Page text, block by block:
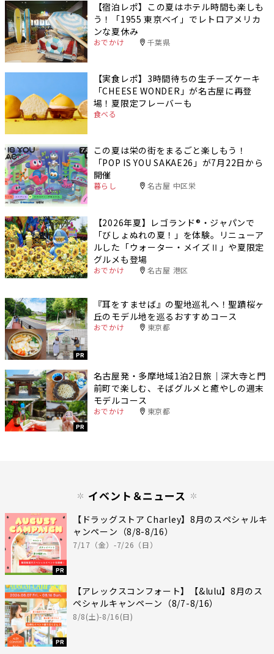
【宿泊レポ】この夏はホテル時間も楽しも
う！「1955 東京ベイ」でレトロアメリカ
ンな夏休み
おでかけ 千葉県
【実食レポ】3時間待ちの生チーズケーキ
「CHEESE WONDER」が名古屋に再登
場！夏限定フレーバーも
食べる
この夏は栄の街をまるごと楽しもう！
「POP IS YOU SAKAE26」が7月22日から
開催
暮らし 名古屋 中区栄
【2026年夏】レゴランド®・ジャパンで
「びしょぬれの夏！」を体験。リニューア
ルした「ウォーター・メイズⅡ」や夏限定
グルメも登場
おでかけ 名古屋 港区
PR
『耳をすませば』の聖地巡礼へ！聖蹟桜ヶ
丘のモデル地を巡るおすすめコース
おでかけ 東京都
PR
名古屋発・多摩地域1泊2日旅｜深大寺と門
前町で楽しむ、そばグルメと癒やしの週末
モデルコース
おでかけ 東京都
イベント＆ニュース
PR
【ドラッグストア Charley】8月のスペシャルキ
ャンペーン（8/8-8/16）
7/17（金）-7/26（日）
PR
【アレックスコンフォート】【&lulu】8月のス
ペシャルキャンペーン（8/7-8/16）
8/8(土)-8/16(日)